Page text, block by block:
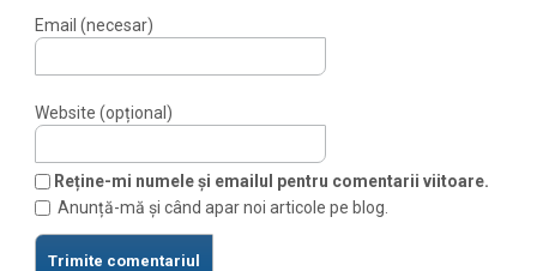
Email (necesar)
Website (opțional)
Reține-mi numele și emailul pentru comentarii viitoare.
Anunță-mă și când apar noi articole pe blog.